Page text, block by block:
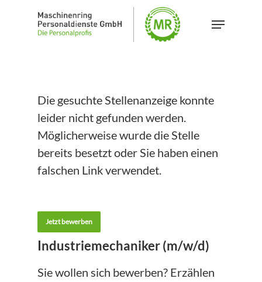
Menu
Die gesuchte Stellenanzeige konnte
leider nicht gefunden werden.
Möglicherweise wurde die Stelle
bereits besetzt oder Sie haben einen
falschen Link verwendet.
Jetzt bewerben
Industriemechaniker (m/w/d)
Sie wollen sich bewerben? Erzählen